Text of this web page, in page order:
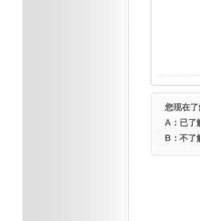
您现在
A：已了
B：不了